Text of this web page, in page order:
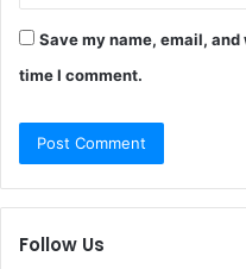
Save my name, email,
time I comment.
Follow Us